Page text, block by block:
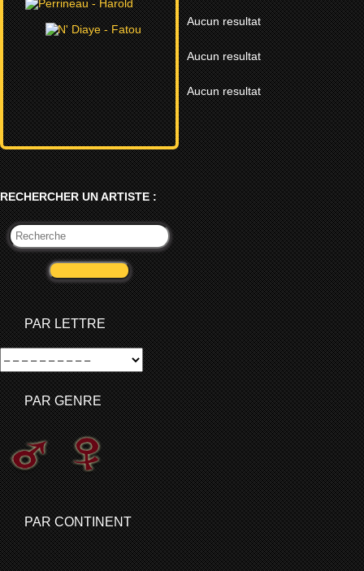
RECHERCHER UN ARTISTE :
PAR LETTRE
PAR GENRE
PAR CONTINENT
Aucun resultat
Aucun resultat
Aucun resultat